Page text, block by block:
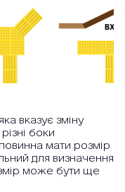
вказує зміну
боки
мати розмір
для визначення
може бути ще